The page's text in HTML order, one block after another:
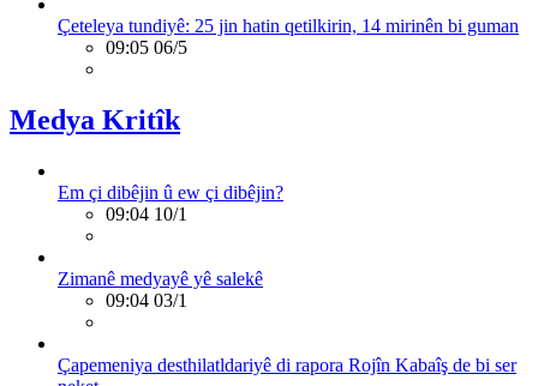
Çeteleya tundiyê: 25 jin hatin qetilkirin, 14 mirinên bi guman
09:05 06/5
Medya Kritîk
Em çi dibêjin û ew çi dibêjin?
09:04 10/1
Zimanê medyayê yê salekê
09:04 03/1
Çapemeniya desthilatldariyê di rapora Rojîn Kabaîş de bi ser